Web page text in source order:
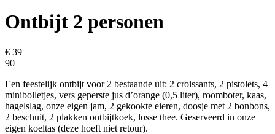
Ontbijt 2 personen
€ 39
90
Een feestelijk ontbijt voor 2 bestaande uit: 2 croissants, 2 pistolets, 4
minibolletjes, vers geperste jus d’orange (0,5 liter), roomboter, kaas,
hagelslag, onze eigen jam, 2 gekookte eieren, doosje met 2 bonbons,
2 beschuit, 2 plakken ontbijtkoek, losse thee. Geserveerd in onze
eigen koeltas (deze hoeft niet retour).